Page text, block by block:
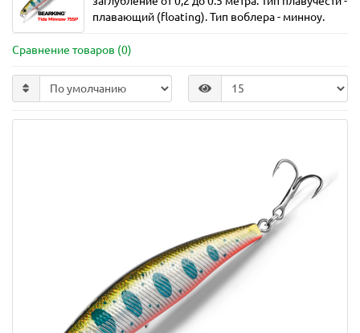
плавающий (floating). Тип воблера - минноу.
Сравнение товаров (0)